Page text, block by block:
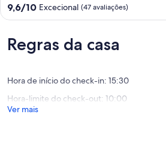
Pontuação
de
de
um
10,
(47
avaliações)
9,6/10 Excecional (47 avaliações)
Regras da casa
Hora de início do check-in: 15:30
Hora-limite do check-out: 10:00
Ver mais